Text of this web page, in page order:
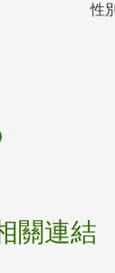
性
關連結